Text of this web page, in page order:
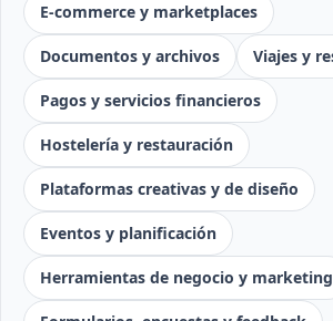
E-commerce y marketplaces
Documentos y archivos Viajes y
Pagos y servicios financieros
Hostelería y restauración
Plataformas creativas y de diseño
Eventos y planificación
Herramientas de negocio y marketing